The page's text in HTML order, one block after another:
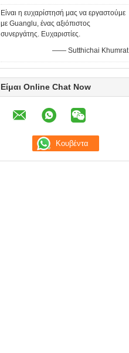
Είναι η ευχαρίστησή μας να εργαστούμε
με Guanglu, ένας αξιόπιστος
συνεργάτης. Ευχαριστίες.
—— Sutthichai Khumrat
Είμαι Online Chat Now